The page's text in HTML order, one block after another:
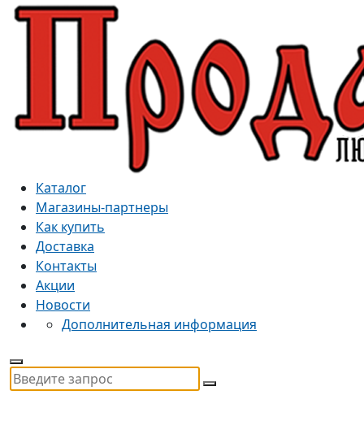
Каталог
Магазины-партнеры
Как купить
Доставка
Контакты
Акции
Новости
Дополнительная информация